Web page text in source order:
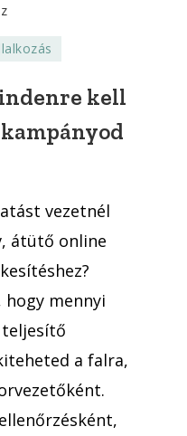
kell
vezetnél
átütő online
mennyi
teljesítő
a falra,